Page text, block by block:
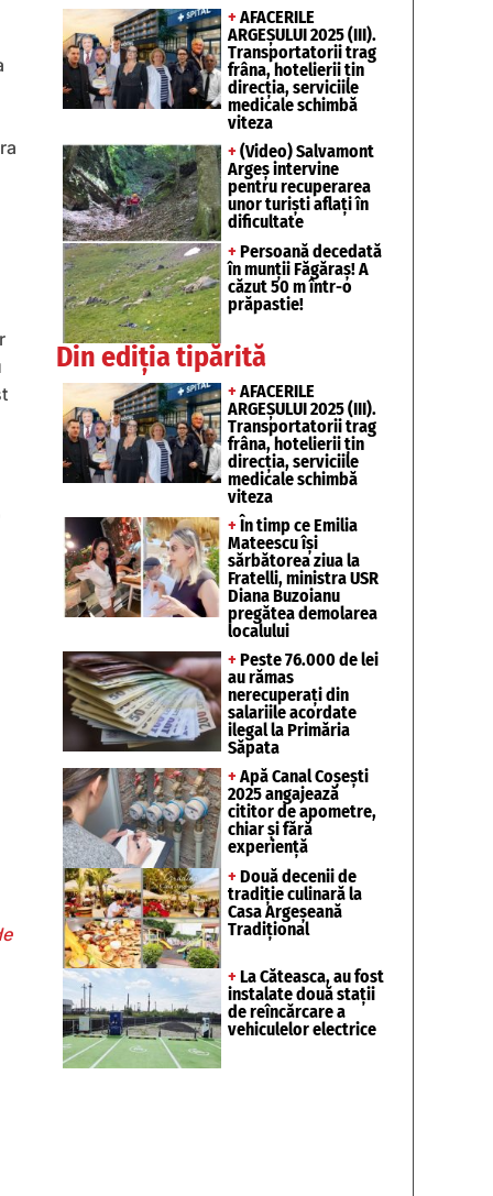
+ AFACERILE
ARGEȘULUI 2025 (III).
Transportatorii trag
frâna, hotelierii țin
direcția, serviciile
medicale schimbă
viteza
+ (Video) Salvamont
Argeș intervine
pentru recuperarea
unor turişti aflaţi în
dificultate
+ Persoană decedată
în munții Făgăraș! A
căzut 50 m într-o
prăpastie!
Din ediția tipărită
+ AFACERILE
ARGEȘULUI 2025 (III).
Transportatorii trag
frâna, hotelierii țin
direcția, serviciile
medicale schimbă
viteza
+ În timp ce Emilia
Mateescu își
sărbătorea ziua la
Fratelli, ministra USR
Diana Buzoianu
pregătea demolarea
localului
+ Peste 76.000 de lei
au rămas
nerecuperați din
salariile acordate
ilegal la Primăria
Săpata
+ Apă Canal Coșești
2025 angajează
cititor de apometre,
chiar și fără
experiență
+ Două decenii de
tradiție culinară la
Casa Argeșeană
Tradițional
+ La Căteasca, au fost
instalate două stații
de reîncărcare a
vehiculelor electrice